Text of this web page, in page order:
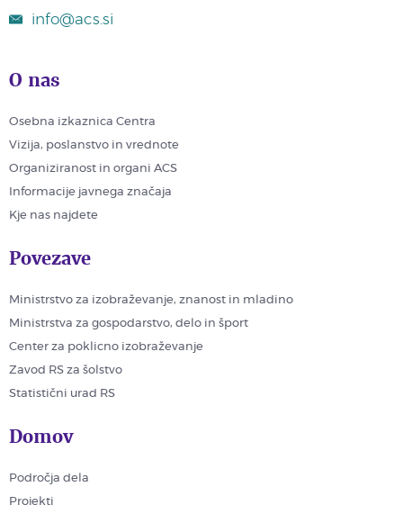
info@acs.si
O nas
Osebna izkaznica Centra
Vizija, poslanstvo in vrednote
Organiziranost in organi ACS
Informacije javnega značaja
Kje nas najdete
Povezave
Ministrstvo za izobraževanje, znanost in mladino
Ministrstva za gospodarstvo, delo in šport
Center za poklicno izobraževanje
Zavod RS za šolstvo
Statistični urad RS
Domov
Področja dela
Projekti